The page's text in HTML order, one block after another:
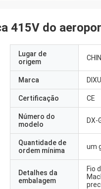
415V do
Lugar de
origem
Marca
Certificação CE
Número do
modelo
DX-
Quantidade de
ordem mínima
um
Detalhes da
embalagem
Fio